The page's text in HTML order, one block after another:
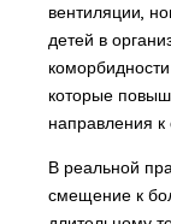
вентиляции,
детей в
которые
направления к
В реальной
смещение к